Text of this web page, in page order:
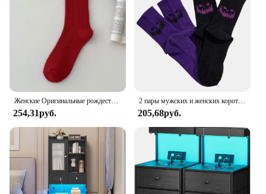
Женские Оригинальные рождественские и новогодние красные носки для девочек, модные полосатые повседневные осенне-зимние носки, Теплый Комфорт
254,31руб.
2 пары мужских и женских коротких носков, черные и фиолетовые, на Хэллоуин, удобные, дышащие, влагоотводящие
205,68руб.